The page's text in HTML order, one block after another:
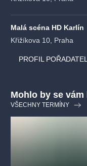
jsme vybrali těch třináct
Malá scéna HD Karlín
Křižíkova 10, Praha
PROFIL
Mohlo by se
VŠECHNY TERMÍNY